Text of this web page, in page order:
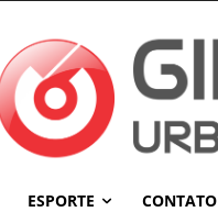
ESPORTE CONTATO